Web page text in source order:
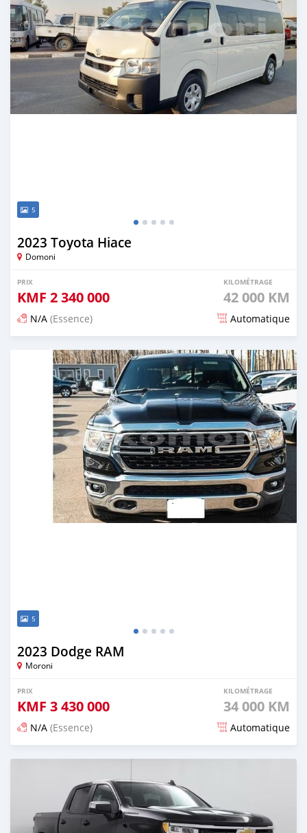
5
2023 Toyota Hiace
Domoni
PRIX
KMF 2 340 000
KILOMÉTRAGE
42 000 KM
N/A (Essence) Automatique
Publié il y a 4 mois
5
2023 Dodge RAM
Moroni
PRIX
KMF 3 430 000
KILOMÉTRAGE
34 000 KM
N/A (Essence) Automatique
Publié il y a 4 mois